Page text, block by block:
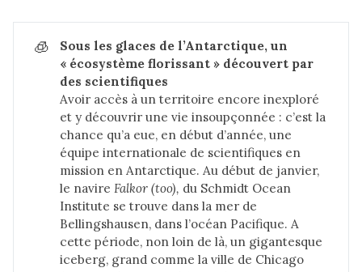
🧊
Sous les glaces de l’Antarctique, un
« écosystème florissant » découvert par
des scientifiques
Avoir accès à un territoire encore inexploré
et y découvrir une vie insoupçonnée : c’est la
chance qu’a eue, en début d’année, une
équipe internationale de scientifiques en
mission en Antarctique. Au début de janvier,
le navire Falkor (too), du Schmidt Ocean
Institute se trouve dans la mer de
Bellingshausen, dans l’océan Pacifique. A
cette période, non loin de là, un gigantesque
iceberg, grand comme la ville de Chicago